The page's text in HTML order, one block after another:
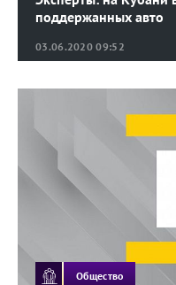
03.06.2020 09:52
поддержанных авто
Общество